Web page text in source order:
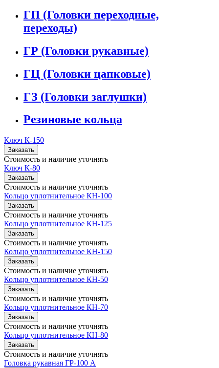
ГП (Головки переходные,
переходы)
ГР (Головки рукавные)
ГЦ (Головки цапковые)
ГЗ (Головки заглушки)
Резиновые кольца
Ключ К-150
Заказать
Стоимость и наличие уточнять
Ключ К-80
Заказать
Стоимость и наличие уточнять
Кольцо уплотнительное КН-100
Заказать
Стоимость и наличие уточнять
Кольцо уплотнительное КН-125
Заказать
Стоимость и наличие уточнять
Кольцо уплотнительное КН-150
Заказать
Стоимость и наличие уточнять
Кольцо уплотнительное КН-50
Заказать
Стоимость и наличие уточнять
Кольцо уплотнительное КН-70
Заказать
Стоимость и наличие уточнять
Кольцо уплотнительное КН-80
Заказать
Стоимость и наличие уточнять
Головка рукавная ГР-100 А